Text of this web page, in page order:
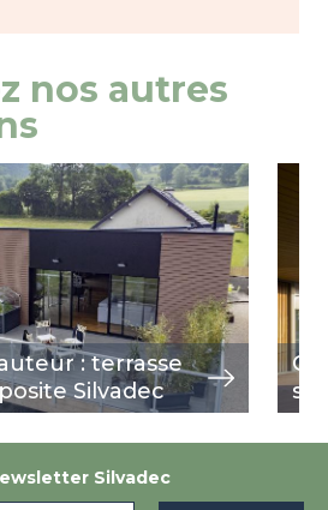
nos autres
: terrasse
Silvadec
Silvadec